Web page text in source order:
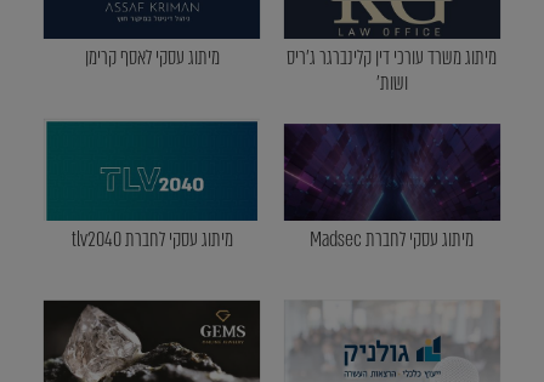
מיתוג משרד עורכי דין קלינברגר ג'ריס
ושות'
מיתוג עסקי לאסף קרימן
מיתוג עסקי לחברת Madsec מיתוג עסקי לחברת tlv2040